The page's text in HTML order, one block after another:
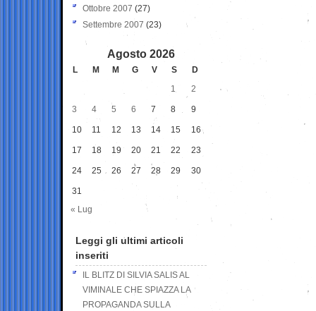
Ottobre 2007 (27)
Settembre 2007 (23)
Agosto 2026
L M M G V S
D
1
2
3 4 5 6 7 8 9
10 11 12 13 14 15 16
17 18 19 20 21 22 23
24 25 26 27 28 29 30
31
« Lug
Leggi gli ultimi articoli
inseriti
IL BLITZ DI SILVIA SALIS AL
VIMINALE CHE SPIAZZA LA
PROPAGANDA SULLA